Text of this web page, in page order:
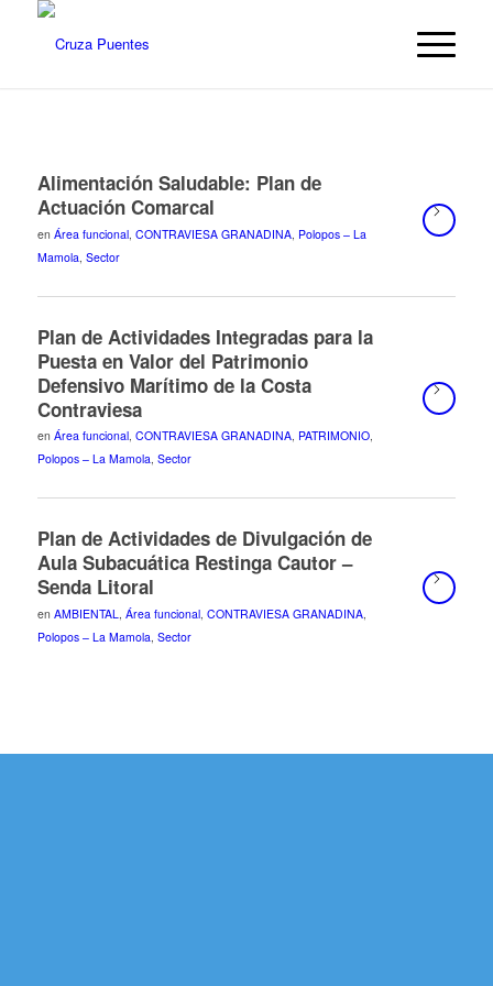
Alimentación Saludable: Plan de
Actuación Comarcal
en Área funcional, CONTRAVIESA GRANADINA, Polopos – La
Mamola Sector
Plan de Actividades Integradas para la
Puesta en Valor del Patrimonio
Defensivo Marítimo de la Costa
Contraviesa
en Área funcional, CONTRAVIESA GRANADINA, PATRIMONIO,
Polopos – La Mamola, Sector
Plan de Actividades de Divulgación de
Aula Subacuática Restinga Cautor –
Senda Litoral
en AMBIENTAL, Área funcional, CONTRAVIESA GRANADINA,
Polopos – La Mamola, Sector